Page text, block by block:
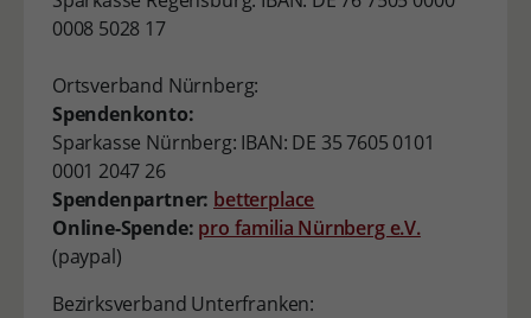
0008 5028 17
Ortsverband Nürnberg:
Spendenkonto:
Sparkasse Nürnberg: IBAN: DE 35 7605 0101
0001 2047 26
Spendenpartner: betterplace
Online-Spende: pro familia Nürnberg e.V.
(paypal)
Bezirksverband Unterfranken: